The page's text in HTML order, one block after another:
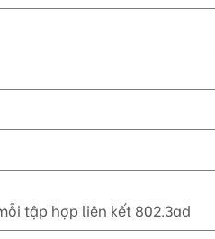
tập hợp liên kết 802.3ad